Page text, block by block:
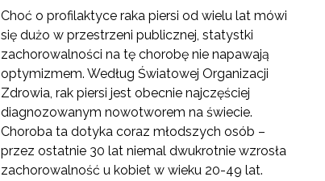
Choć o profilaktyce raka piersi od wielu lat mówi
się dużo w przestrzeni publicznej, statystki
zachorowalności na tę chorobę nie napawają
optymizmem. Według Światowej Organizacji
Zdrowia, rak piersi jest obecnie najczęściej
diagnozowanym nowotworem na świecie.
Choroba ta dotyka coraz młodszych osób –
przez ostatnie 30 lat niemal dwukrotnie wzrosła
zachorowalność u kobiet w wieku 20-49 lat.